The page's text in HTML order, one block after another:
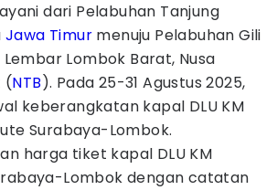
dari Pelabuhan Tanjung
Jawa Timur menuju Pelabuhan Gili
Lombok Barat, Nusa
(NTB). Pada 25-31 Agustus 2025,
keberangkatan kapal DLU KM
Surabaya-Lombok.
harga tiket kapal DLU KM
Lombok dengan catatan